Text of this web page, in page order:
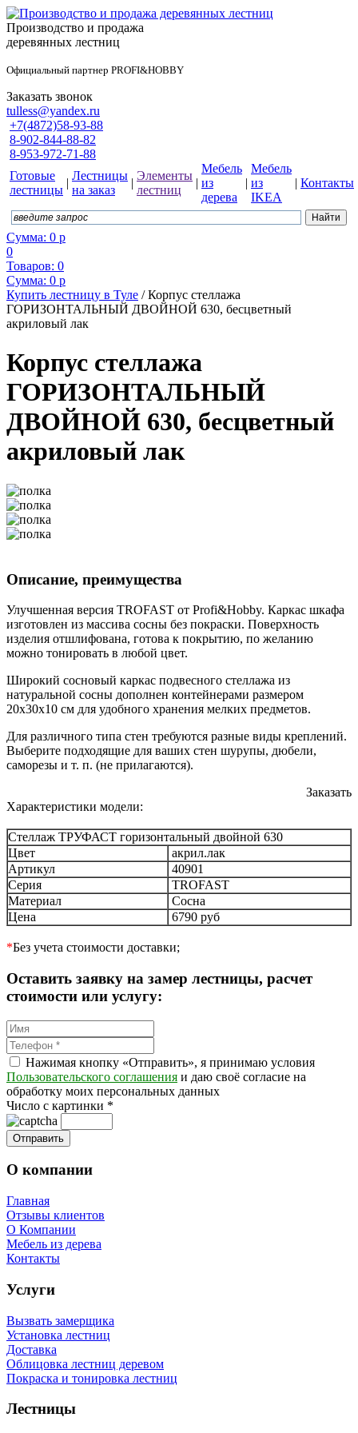
Производство и продажа
деревянных лестниц
Официальный партнер PROFI&HOBBY
Заказать звонок
tulless@yandex.ru
+7(4872)58-93-88
8-902-844-88-82
8-953-972-71-88
Готовые
лестницы
|
Лестницы
на заказ
|
Элементы
лестниц
|
Мебель
из
дерева
|
Мебель
из
IKEA
| Контакты
Сумма: 0 р
0
Товаров: 0
Сумма: 0 р
Купить лестницу в Туле / Корпус стеллажа
ГОРИЗОНТАЛЬНЫЙ ДВОЙНОЙ 630, бесцветный
акриловый лак
Корпус стеллажа
ГОРИЗОНТАЛЬНЫЙ
ДВОЙНОЙ 630, бесцветный
акриловый лак
Описание, преимущества
Улучшенная версия TROFAST от Profi&Hobby. Каркас шкафа
изготовлен из массива сосны без покраски. Поверхность
изделия отшлифована, готова к покрытию, по желанию
можно тонировать в любой цвет.
Широкий сосновый каркас подвесного стеллажа из
натуральной сосны дополнен контейнерами размером
20x30x10 см для удобного хранения мелких предметов.
Для различного типа стен требуются разные виды креплений.
Выберите подходящие для ваших стен шурупы, дюбели,
саморезы и т. п. (не прилагаются).
Заказать
Характеристики модели:
Стеллаж ТРУФАСТ горизонтальный двойной 630
Цвет
акрил.лак
Артикул
40901
Серия
TROFAST
Материал
Сосна
Цена
6790 руб
*Без учета стоимости доставки;
Оставить заявку на замер лестницы, расчет
стоимости или услугу:
Нажимая кнопку «Отправить», я принимаю условия
Пользовательского соглашения и даю своё согласие на
обработку моих персональных данных
Число с картинки *
О компании
Главная
Отзывы клиентов
О Компании
Мебель из дерева
Контакты
Услуги
Вызвать замерщика
Установка лестниц
Доставка
Облицовка лестниц деревом
Покраска и тонировка лестниц
Лестницы